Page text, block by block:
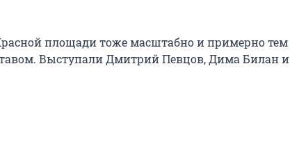
площади тоже масштабно и примерно тем
Выступали Дмитрий Певцов, Дима Билан и